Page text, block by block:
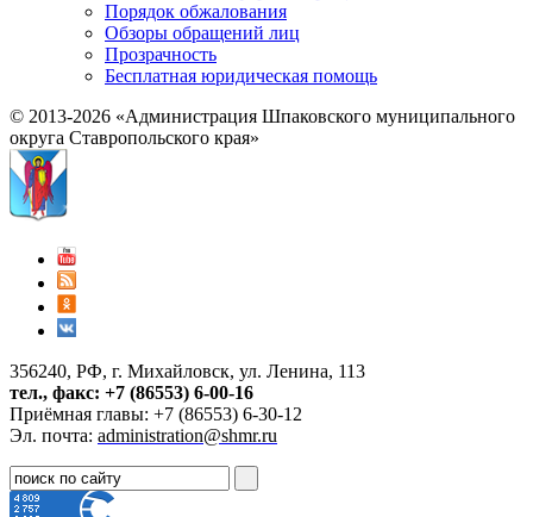
Порядок обжалования
Обзоры обращений лиц
Прозрачность
Бесплатная юридическая помощь
© 2013-2026 «Администрация Шпаковского муниципального
округа Ставропольского края»
356240, РФ, г. Михайловск, ул. Ленина, 113
тел., факс: +7 (86553) 6-00-16
Приёмная главы: +7 (86553) 6-30-12
Эл. почта: administration@shmr.ru